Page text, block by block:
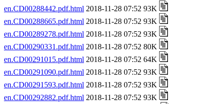
en.CD00288442.pdf.html 2018-11-28 07:52 93K
en.CD00288665.pdf.html 2018-11-28 07:52 93K
en.CD00289278.pdf.html 2018-11-28 07:52 93K
en.CD00290331.pdf.html 2018-11-28 07:52 80K
en.CD00291015.pdf.html 2018-11-28 07:52 64K
en.CD00291090.pdf.html 2018-11-28 07:52 93K
en.CD00291593.pdf.html 2018-11-28 07:52 93K
en.CD00292882.pdf.html 2018-11-28 07:52 93K